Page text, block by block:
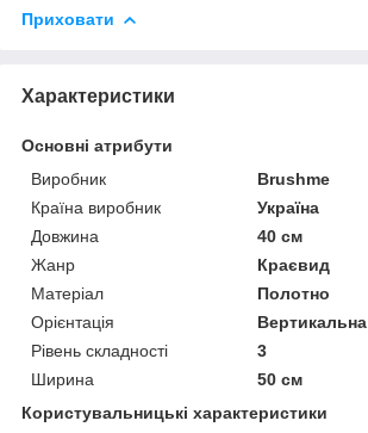
Приховати
Характеристики
Основні атрибути
Виробник
Brushme
Країна виробник
Україна
Довжина
40 см
Жанр
Краєвид
Матеріал
Полотно
Орієнтація
Вертикальна
Рівень складності
3
Ширина
50 см
Користувальницькі характеристики